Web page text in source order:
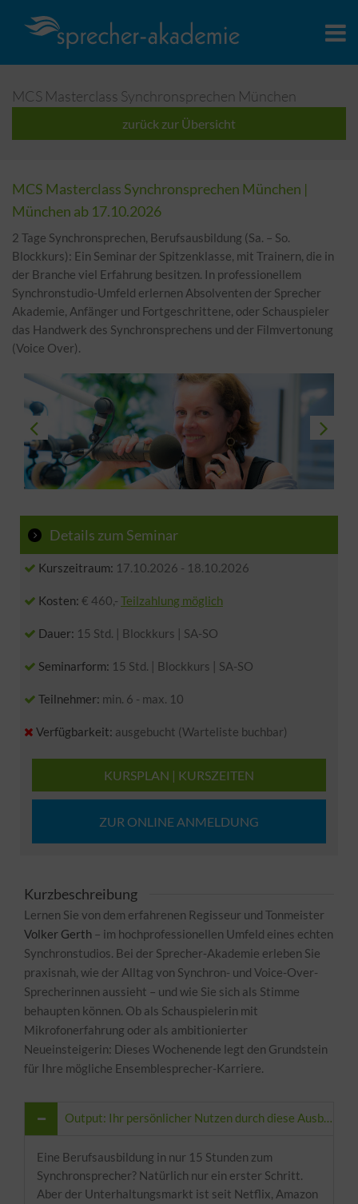
MCS Masterclass Synchronsprechen München
zurück zur Übersicht
MCS Masterclass Synchronsprechen München |
München ab 17.10.2026
2 Tage Synchronsprechen, Berufsausbildung (Sa. – So.
Blockkurs): Ein Seminar der Spitzenklasse, mit Trainern, die in
der Branche viel Erfahrung besitzen. In professionellem
Synchronstudio-Umfeld erlernen Absolventen der Sprecher
Akademie, Anfänger und Fortgeschrittene, oder Schauspieler
das Handwerk des Synchronsprechens und der Filmvertonung
(Voice Over).
Details zum Seminar
Kurszeitraum: 17.10.2026 - 18.10.2026
Kosten: € 460,- Teilzahlung möglich
Dauer: 15 Std. | Blockkurs | SA-SO
Seminarform: 15 Std. | Blockkurs | SA-SO
Teilnehmer: min. 6 - max. 10
Verfügbarkeit: ausgebucht (Warteliste buchbar)
KURSPLAN | KURSZEITEN
ZUR ONLINE ANMELDUNG
Kurzbeschreibung
Lernen Sie von dem erfahrenen Regisseur und Tonmeister
Volker Gerth – im hochprofessionellen Umfeld eines echten
Synchronstudios. Bei der Sprecher‑Akademie erleben Sie
praxisnah, wie der Alltag von Synchron- und Voice-Over-
Sprecherinnen aussieht – und wie Sie sich als Stimme
behaupten können. Ob als Schauspielerin mit
Mikrofonerfahrung oder als ambitionierter
Neueinsteigerin: Dieses Wochenende legt den Grundstein
für Ihre mögliche Ensemblesprecher-Karriere.
Output: Ihr persönlicher Nutzen durch diese Ausbildung
Eine Berufsausbildung in nur 15 Stunden zum
Synchronsprecher? Natürlich nur ein erster Schritt.
Aber der Unterhaltungsmarkt ist seit Netflix, Amazon